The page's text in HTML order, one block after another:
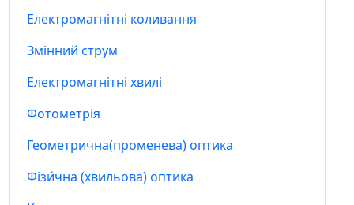
Електромагнітні коливання
Змінний струм
Електромагнітні хвилі
Фотометрія
Геометрична(променева) оптика
Фізи́чна (хвильова) оптика